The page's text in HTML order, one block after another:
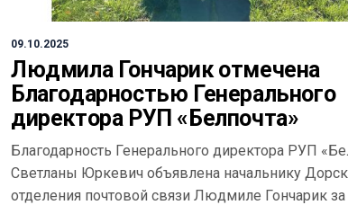
09.10.2025
Людмила Гончарик отмечена
Благодарностью Генерального
директора РУП «Белпочта»
Благодарность Генерального директора РУП
Светланы Юркевич объявлена начальнику
отделения почтовой связи Людмиле Гончарик за